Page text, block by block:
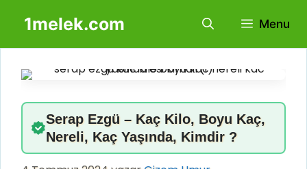
1melek.com Menu
Serap Ezgü – Kaç Kilo, Boyu Kaç,
Nereli, Kaç Yaşında, Kimdir ?